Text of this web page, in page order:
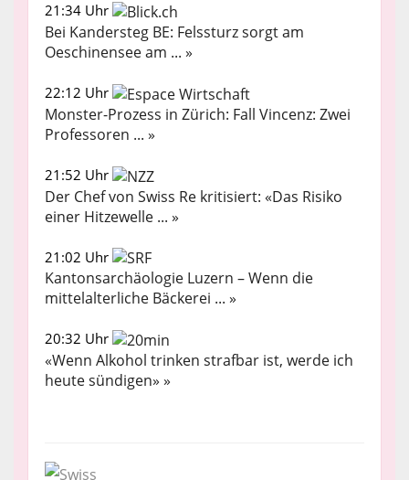
21:34 Uhr
Bei Kandersteg BE: Felssturz sorgt am
Oeschinensee am ... »
22:12 Uhr
Monster-Prozess in Zürich: Fall Vincenz: Zwei
Professoren ... »
21:52 Uhr
Der Chef von Swiss Re kritisiert: «Das Risiko
einer Hitzewelle ... »
21:02 Uhr
Kantonsarchäologie Luzern – Wenn die
mittelalterliche Bäckerei ... »
20:32 Uhr
«Wenn Alkohol trinken strafbar ist, werde ich
heute sündigen» »